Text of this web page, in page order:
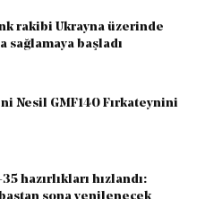
rakibi Ukrayna üzerinde
sağlamaya başladı
Nesil GMF140 Fırkateynini
hazırlıkları hızlandı: